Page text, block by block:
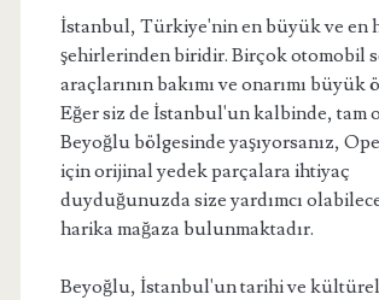
İstanbul, Türkiye'nin en büyük ve en
şehirlerinden biridir. Birçok otomobil
araçlarının bakımı ve onarımı büyük
Eğer siz de İstanbul'un kalbinde, tam
Beyoğlu bölgesinde yaşıyorsanız,
için orijinal yedek parçalara ihtiyaç
duyduğunuzda size yardımcı
harika mağaza bulunmaktadır.
Beyoğlu, İstanbul'un tarihi ve kültürel